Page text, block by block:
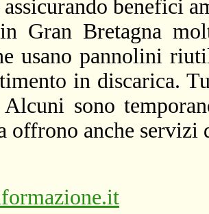
assicurando benefici
Gran Bretagna
usano pannolini
in discarica.
Alcuni sono
offrono anche